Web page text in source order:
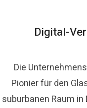
Digital-
Die
Pionier für den
suburbanen Raum